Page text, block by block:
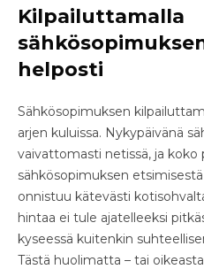
Kilpailuttamalla
helposti
Sähkösopimuksen
arjen kuluissa. Nykypäivänä
vaivattomasti netissä, ja koko
sähkösopimuksen
onnistuu kätevästi
hintaa ei tule ajatelleeksi
kyseessä kuitenkin
Tästä huolimatta – tai